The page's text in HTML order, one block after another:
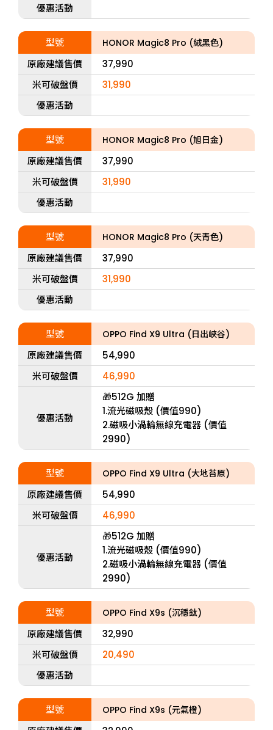
優惠活動
型號 HONOR Magic8 Pro (絨黑色)
原廠建議售價
37,990
米可破盤價
31,990
優惠活動
型號 HONOR Magic8 Pro (旭日金)
原廠建議售價
37,990
米可破盤價
31,990
優惠活動
型號 HONOR Magic8 Pro (天青色)
原廠建議售價
37,990
米可破盤價
31,990
優惠活動
型號 OPPO Find X9 Ultra (日出峽谷)
原廠建議售價
54,990
米可破盤價
46,990
優惠活動
🎁512G 加贈
1.流光磁吸殼 (價值990)
2.磁吸小渦輪無線充電器 (價值
2990)
型號 OPPO Find X9 Ultra (大地苔原)
原廠建議售價
54,990
米可破盤價
46,990
優惠活動
🎁512G 加贈
1.流光磁吸殼 (價值990)
2.磁吸小渦輪無線充電器 (價值
2990)
型號 OPPO Find X9s (沉穩鈦)
原廠建議售價
32,990
米可破盤價
20,490
優惠活動
型號 OPPO Find X9s (元氣橙)